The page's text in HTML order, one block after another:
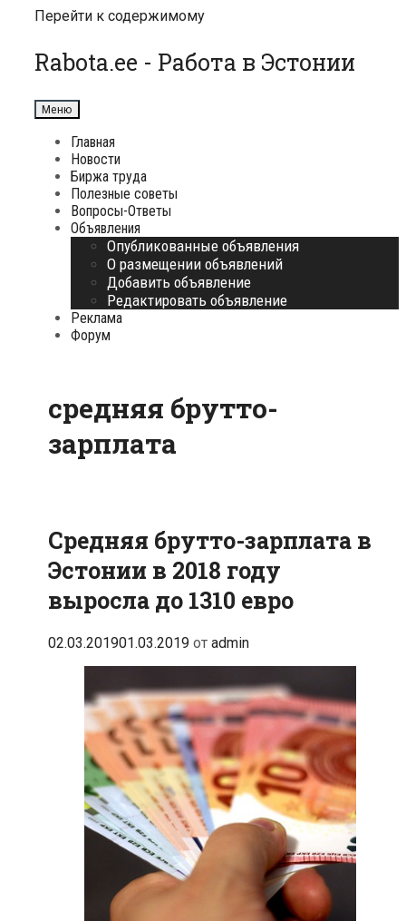
Перейти к содержимому
Rabota.ee - Работа в Эстонии
Меню
Главная
Новости
Биржа труда
Полезные советы
Вопросы-Ответы
Объявления
Опубликованные объявления
О размещении объявлений
Добавить объявление
Редактировать объявление
Реклама
Форум
средняя брутто-
зарплата
Средняя брутто-зарплата в
Эстонии в 2018 году
выросла до 1310 евро
02.03.201901.03.2019 от admin